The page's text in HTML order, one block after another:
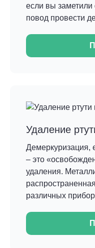
если вы заметили
повод провести
Удаление
Демеркуризация,
– это
удаления.
различных